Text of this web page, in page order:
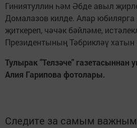
Гиниятуллин һәм Әбде авыл
Домалазов килде. Алар юбилярга
җиткереп, чәчәк бәйләме,
Президентының Тәбрикләү
Тулырак "Телзәче" газетасыннан
Алия Гарипова фотолары.
Следите за самым